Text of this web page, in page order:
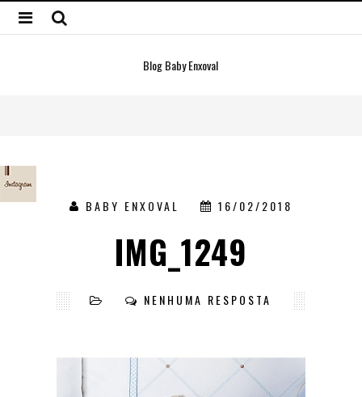
Blog Baby Enxoval
BABY ENXOVAL 16/02/2018
IMG_1249
NENHUMA RESPOSTA